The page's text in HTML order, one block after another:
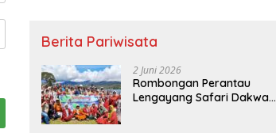
Berita Pariwisata
2 Juni 2026
Rombongan Perantau
Lengayang Safari Dakwah